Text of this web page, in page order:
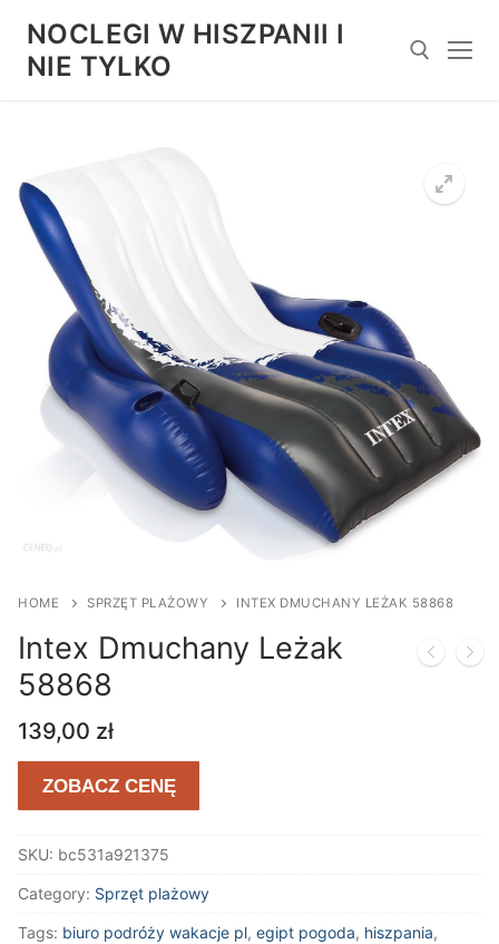
treści
NOCLEGI W HISZPANII I
NIE TYLKO
HOME SPRZĘT PLAŻOWY INTEX DMUCHANY LEŻAK 58868
Intex Dmuchany Leżak
58868
139,00 zł
ZOBACZ CENĘ
SKU: bc531a921375
Category: Sprzęt plażowy
Tags: biuro podróży wakacje pl, egipt pogoda, hiszpania,